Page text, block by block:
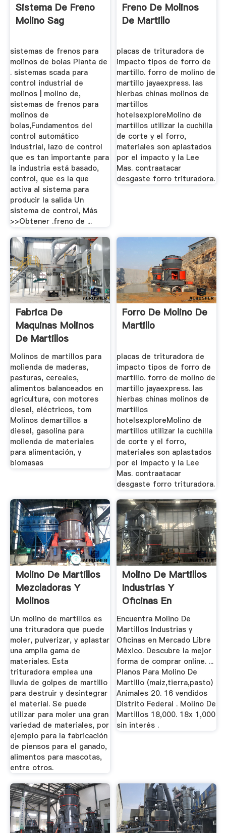
Sistema De Freno
Molino Sag
sistemas de frenos para
molinos de bolas Planta de
. sistemas scada para
control industrial de
molinos | molino de,
sistemas de frenos para
molinos de
bolas,Fundamentos del
control automático
industrial, lazo de control
que es tan importante para
la industria está basado,
control, que es la que
activa al sistema para
producir la salida Un
sistema de control, Más
>>Obtener .freno de ...
Freno De Molinos
De Martillo
placas de trituradora de
impacto tipos de forro de
martillo. forro de molino de
martillo jayaexpress. las
hierbas chinas molinos de
martillos
hotelsexploreMolino de
martillos utilizar la cuchilla
de corte y el forro,
materiales son aplastados
por el impacto y la Lee
Mas. contraatacar
desgaste forro trituradora.
Fabrica De
Maquinas Molinos
De Martillos
Molinos A ...
Molinos de martillos para
molienda de maderas,
pasturas, cereales,
alimentos balanceados en
agricultura, con motores
diesel, eléctricos, tom
Molinos demartillos a
diesel, gasolina para
molienda de materiales
para alimentación, y
biomasas
Forro De Molino De
Martillo
placas de trituradora de
impacto tipos de forro de
martillo. forro de molino de
martillo jayaexpress. las
hierbas chinas molinos de
martillos
hotelsexploreMolino de
martillos utilizar la cuchilla
de corte y el forro,
materiales son aplastados
por el impacto y la Lee
Mas. contraatacar
desgaste forro trituradora.
Molino De Martillos
Mezcladoras Y
Molinos
MAQUINOVA
Un molino de martillos es
una trituradora que puede
moler, pulverizar, y aplastar
una amplia gama de
materiales. Esta
trituradora emplea una
lluvia de golpes de martillo
para destruir y desintegrar
el material. Se puede
utilizar para moler una gran
variedad de materiales, por
ejemplo para la fabricación
de piensos para el ganado,
alimentos para mascotas,
entre otros.
Molino De Martillos
Industrias Y
Oficinas En
Mercado ...
Encuentra Molino De
Martillos Industrias y
Oficinas en Mercado Libre
México. Descubre la mejor
forma de comprar online. ...
Planos Para Molino De
Martillo (maiz,tierra,pasto)
Animales 20. 16 vendidos
Distrito Federal . Molino De
Martillos 18,000. 18x 1,000
sin interés .